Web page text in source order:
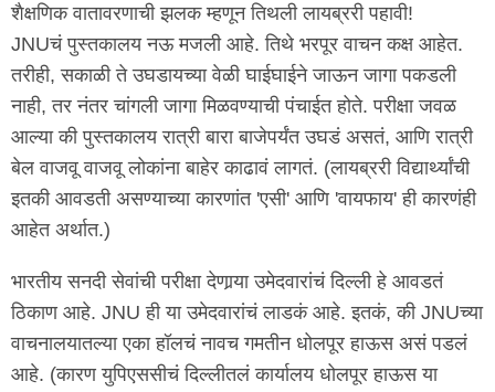
शैक्षणिक वातावरणाची झलक म्हणून तिथली लायब्ररी पहावी!
JNUचं पुस्तकालय नऊ मजली आहे. तिथे भरपूर वाचन कक्ष आहेत.
तरीही, सकाळी ते उघडायच्या वेळी घाईघाईने जाऊन जागा पकडली
नाही, तर नंतर चांगली जागा मिळवण्याची पंचाईत होते. परीक्षा जवळ
आल्या की पुस्तकालय रात्री बारा बाजेपर्यंत उघडं असतं, आणि रात्री
बेल वाजवू वाजवू लोकांना बाहेर काढावं लागतं. (लायब्ररी विद्यार्थ्यांची
इतकी आवडती असण्याच्या कारणांत 'एसी' आणि 'वायफाय' ही कारणंही
आहेत अर्थात.)
भारतीय सनदी सेवांची परीक्षा देणार्‍या उमेदवारांचं दिल्ली हे आवडतं
ठिकाण आहे. JNU ही या उमेदवारांचं लाडकं आहे. इतकं, की JNUच्या
वाचनालयातल्या एका हॉलचं नावच गमतीन धोलपूर हाऊस असं पडलं
आहे. (कारण युपिएससीचं दिल्लीतलं कार्यालय धोलपूर हाऊस या